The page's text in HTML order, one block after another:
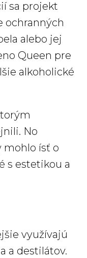
sa projekt
ochranných
alebo jej
Queen pre
alkoholické
No
mohlo ísť o
s estetikou a
využívajú
a destilátov.